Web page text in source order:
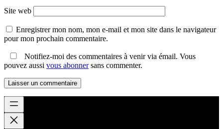
Site web
Enregistrer mon nom, mon e-mail et mon site dans le navigateur
pour mon prochain commentaire.
Notifiez-moi des commentaires à venir via émail. Vous
pouvez aussi vous abonnersans commenter.